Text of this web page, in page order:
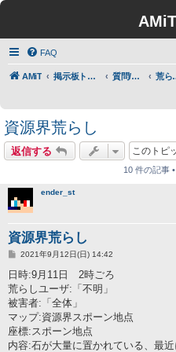
FAQ
AMiT 掲示板トップ 質問/要望/報告 荒
資源界荒らし
返信する
10 件の記事
ender_st
資源界荒らし
投
記
事
2021年9月12日(日) 14:42
日時:9月11日 2時ごろ
荒らしユーザ:「不明」
被害者:「全体」
マップ:資源界スポーン地点
座標:スポーン地点
内容:石が大量に置かれている、最